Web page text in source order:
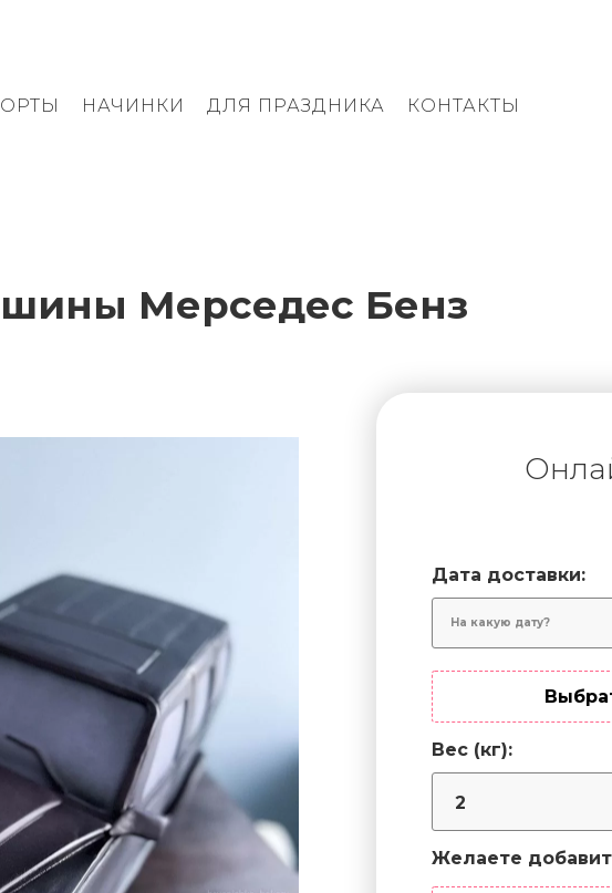
НАЧИНКИ ДЛЯ ПРАЗДНИКА КОНТАКТЫ
Мерседес Бенз
Дата доставки:
Вес (кг):
Желаете